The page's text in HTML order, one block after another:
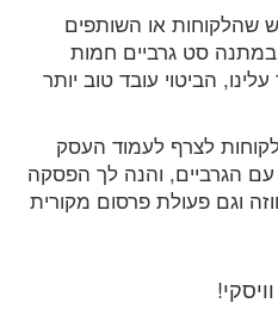
שהלקוחות או השותפים
סט גרביים חמות
הביטוי עובד טוב יותר
לצרף לעמוד העסק
הגרביים, והנה לך הפסקה
וגם פעולת פרסום מקורית